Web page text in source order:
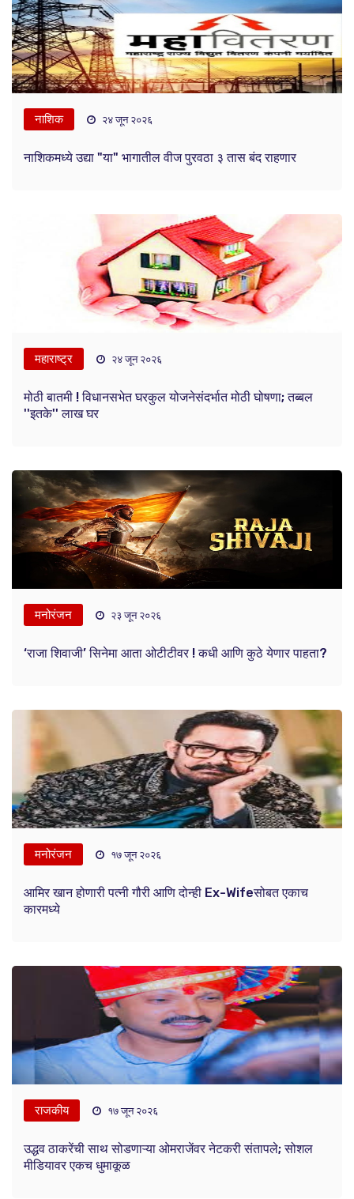
नाशिक २४ जून २०२६
नाशिकमध्ये उद्या "या" भागातील वीज पुरवठा ३ तास बंद राहणार
महाराष्ट्र २४ जून २०२६
मोठी बातमी ! विधानसभेत घरकुल योजनेसंदर्भात मोठी घोषणा; तब्बल
''इतके'' लाख घर
मनोरंजन २३ जून २०२६
‘राजा शिवाजी’ सिनेमा आता ओटीटीवर ! कधी आणि कुठे येणार पाहता?
मनोरंजन १७ जून २०२६
आमिर खान होणारी पत्नी गौरी आणि दोन्ही Ex-Wifeसोबत एकाच
कारमध्ये
राजकीय १७ जून २०२६
उद्धव ठाकरेंची साथ सोडणाऱ्या ओमराजेंवर नेटकरी संतापले; सोशल
मीडियावर एकच धुमाकूळ